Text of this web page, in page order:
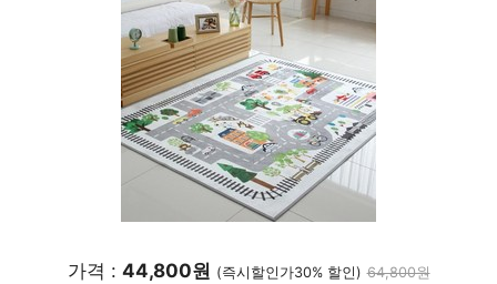
가격 : 44,800원 (즉시할인가30% 할인) 64,800원